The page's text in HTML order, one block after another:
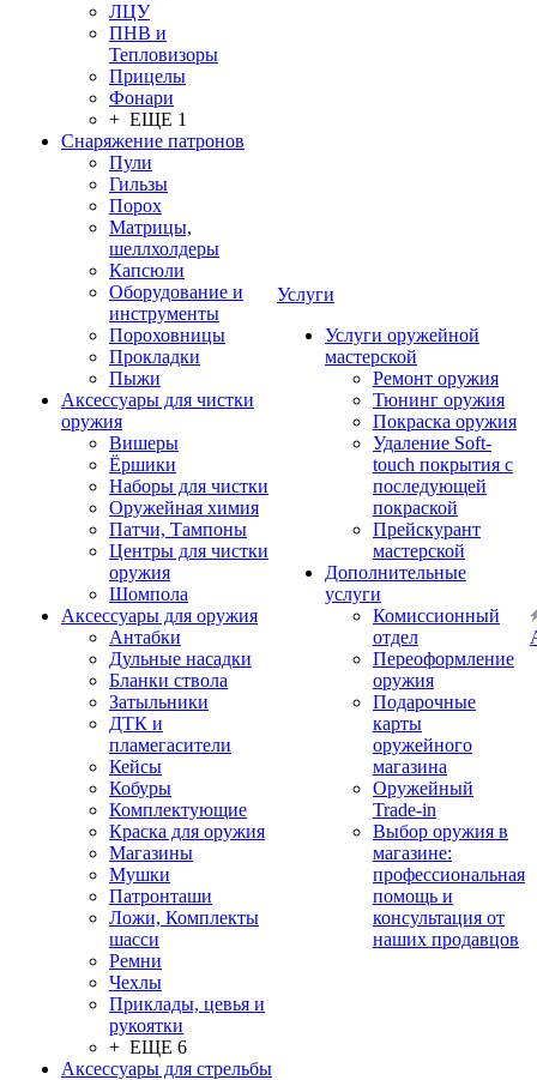
ЛЦУ
ПНВ и
Тепловизоры
Прицелы
Фонари
+ ЕЩЕ 1
Снаряжение патронов
Пули
Гильзы
Порох
Матрицы,
шеллхолдеры
Капсюли
Оборудование и
инструменты
Пороховницы
Прокладки
Пыжи
Аксессуары для чистки
оружия
Вишеры
Ёршики
Наборы для чистки
Оружейная химия
Патчи, Тампоны
Центры для чистки
оружия
Шомпола
Аксессуары для оружия
Антабки
Дульные насадки
Бланки ствола
Затыльники
ДТК и
пламегасители
Кейсы
Кобуры
Комплектующие
Краска для оружия
Магазины
Мушки
Патронташи
Ложи, Комплекты
шасси
Ремни
Чехлы
Приклады, цевья и
рукоятки
+ ЕЩЕ 6
Аксессуары для стрельбы
Услуги
Услуги оружейной
мастерской
Ремонт оружия
Тюнинг оружия
Покраска оружия
Удаление Soft-
touch покрытия с
последующей
покраской
Прейскурант
мастерской
Дополнительные
услуги
Комиссионный
отдел
Переоформление
оружия
Подарочные
карты
оружейного
магазина
Оружейный
Trade-in
Выбор оружия в
магазине:
профессиональная
помощь и
консультация от
наших продавцов